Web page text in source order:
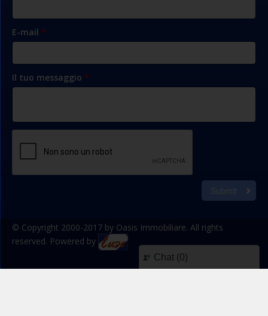
E-mail *
Il tuo messaggio *
Submit
© Copyright 2000-2017 by Oasis Immobiliare. All rights
reserved. Powered by
Chat (0)